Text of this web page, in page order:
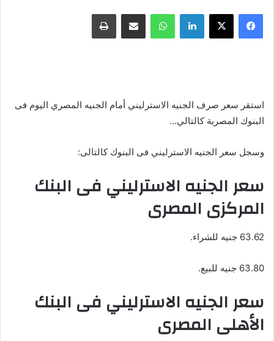
فيسبوك X لينكدإن واتساب مشاركة عبر البريد طباعة
استقر سعر صرف الجنيه الاسترليني أمام الجنيه المصري اليوم فى
البنوك المصرية كالتالي…
وسجل سعر الجنيه الاسترليني فى البنوك كالتالى:
سعر الجنيه الاسترليني فى البنك
المركزى المصرى
63.62 جنيه للشراء.
63.80 جنيه للبيع.
سعر الجنيه الاسترليني فى البنك
الأهلى المصرى